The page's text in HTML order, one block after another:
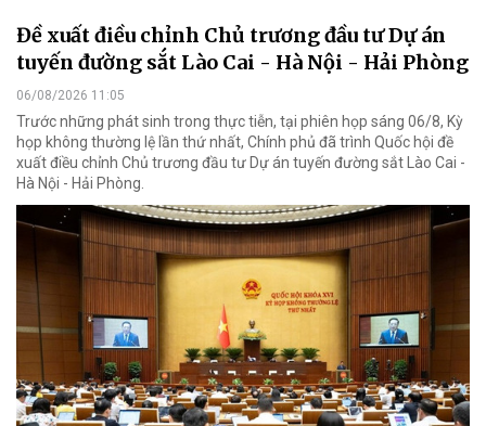
Đề xuất điều chỉnh Chủ trương đầu tư Dự án
tuyến đường sắt Lào Cai - Hà Nội - Hải Phòng
06/08/2026 11:05
Trước những phát sinh trong thực tiễn, tại phiên họp sáng 06/8, Kỳ
họp không thường lệ lần thứ nhất, Chính phủ đã trình Quốc hội đề
xuất điều chỉnh Chủ trương đầu tư Dự án tuyến đường sắt Lào Cai -
Hà Nội - Hải Phòng.